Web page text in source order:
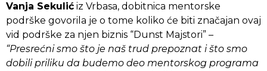
Vanja Sekulić iz Vrbasa, dobitnica mentorske
podrške govorila je o tome koliko će biti značajan ovaj
vid podrške za njen biznis “Dunst Majstori” –
“Presrećni smo što je naš trud prepoznat i što smo
dobili priliku da budemo deo mentorskog programa